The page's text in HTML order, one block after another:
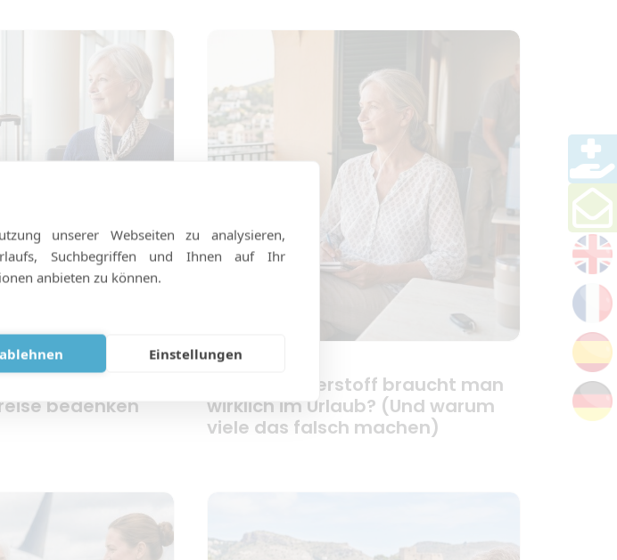
bedenken
Wie viel Sauerstoff braucht man
wirklich im Urlaub? (Und warum
viele das falsch machen)
unserer Webseiten zu analysieren,
Suchbegriffen und Ihnen auf Ihr
anbieten zu können.
Einstellungen